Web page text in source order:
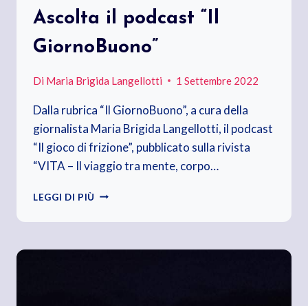
Ascolta il podcast “Il
GiornoBuono”
Di Maria Brigida Langellotti 1 Settembre 2022
Dalla rubrica “Il GiornoBuono”, a cura della
giornalista Maria Brigida Langellotti, il podcast
“Il gioco di frizione”, pubblicato sulla rivista
“VITA – Il viaggio tra mente, corpo…
LEGGI DI PIÙ ASCOLTA
PODCAST
GIORNOBUONO”